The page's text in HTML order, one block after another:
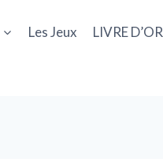
Les Jeux LIVRE D’OR